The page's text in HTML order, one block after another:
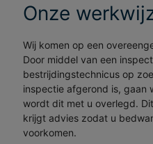
Onze
Wij komen op een
Door middel van een
bestrijdingstechnicus op
inspectie afgerond is, gaan
wordt dit met u overlegd.
krijgt advies zodat u
voorkomen.